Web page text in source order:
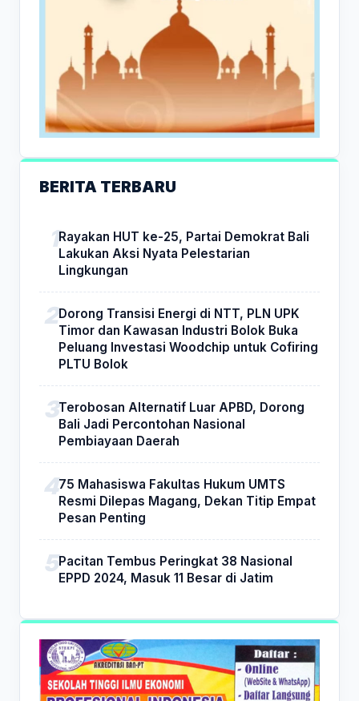
BERITA TERBARU
Rayakan HUT ke-25, Partai Demokrat Bali
Lakukan Aksi Nyata Pelestarian
Lingkungan
Dorong Transisi Energi di NTT, PLN UPK
Timor dan Kawasan Industri Bolok Buka
Peluang Investasi Woodchip untuk Cofiring
PLTU Bolok
Terobosan Alternatif Luar APBD, Dorong
Bali Jadi Percontohan Nasional
Pembiayaan Daerah
75 Mahasiswa Fakultas Hukum UMTS
Resmi Dilepas Magang, Dekan Titip Empat
Pesan Penting
Pacitan Tembus Peringkat 38 Nasional
EPPD 2024, Masuk 11 Besar di Jatim